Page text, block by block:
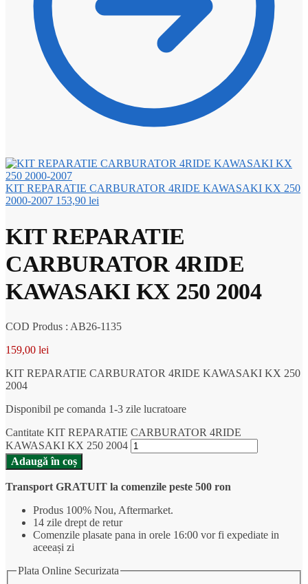
KIT REPARATIE CARBURATOR 4RIDE KAWASAKI KX 250
2000-2007 153,90 lei
KIT REPARATIE
CARBURATOR 4RIDE
KAWASAKI KX 250 2004
COD Produs : AB26-1135
159,00 lei
KIT REPARATIE CARBURATOR 4RIDE KAWASAKI KX 250
2004
Disponibil pe comanda 1-3 zile lucratoare
Cantitate KIT REPARATIE CARBURATOR 4RIDE
KAWASAKI KX 250 2004
Adaugă în coș
Transport GRATUIT la comenzile peste 500 ron
Produs 100% Nou, Aftermarket.
14 zile drept de retur
Comenzile plasate pana in orele 16:00 vor fi expediate in
aceeași zi
Plata Online Securizata